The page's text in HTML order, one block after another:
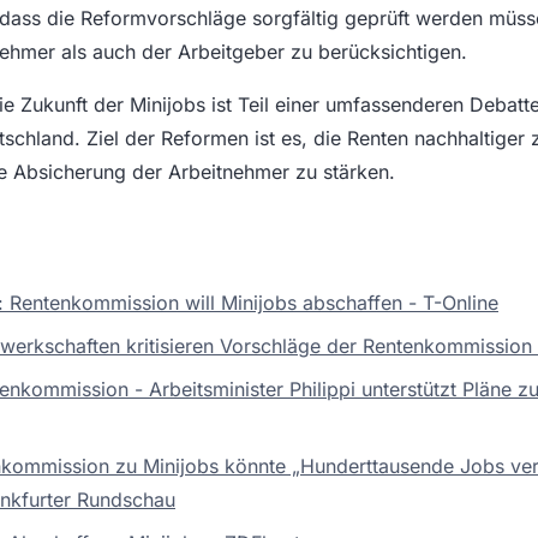
die Reformvorschläge sorgfältig geprüft werden
als auch der Arbeitgeber zu berücksichtigen.
Zukunft der Minijobs ist Teil einer umfassenderen
Ziel der Reformen ist es, die Renten nachhaltiger
Absicherung der Arbeitnehmer zu stärken.
Rentenkommission will Minijobs abschaffen - T-Online
kritisieren Vorschläge der
- Arbeitsminister Philippi unterstützt Pläne
zu Minijobs könnte „Hunderttausende Jobs
Rundschau